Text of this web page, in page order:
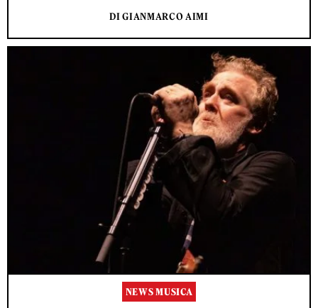
DI GIANMARCO AIMI
NEWS MUSICA